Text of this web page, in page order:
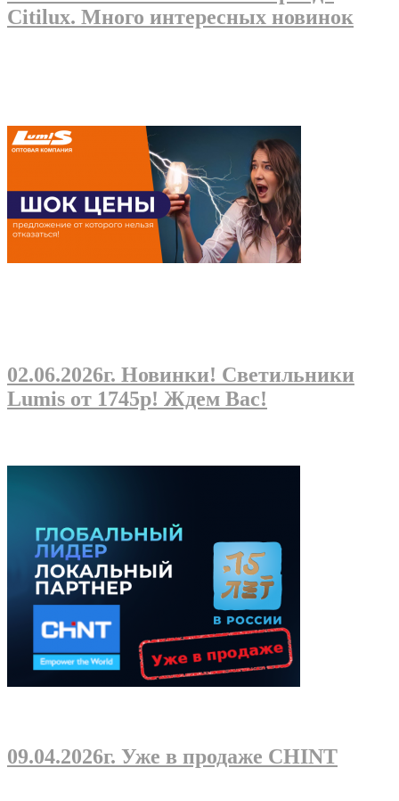
Citilux. Много интересных новинок
02.06.2026г. Новинки! Светильники
Lumis от 1745р! Ждем Вас!
09.04.2026г. Уже в продаже CHINT